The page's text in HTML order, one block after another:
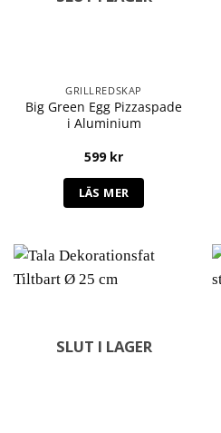
GRILLREDSKAP
Big Green Egg Pizzaspade
i Aluminium
599 kr
LÄS MER
SLUT I LAGER